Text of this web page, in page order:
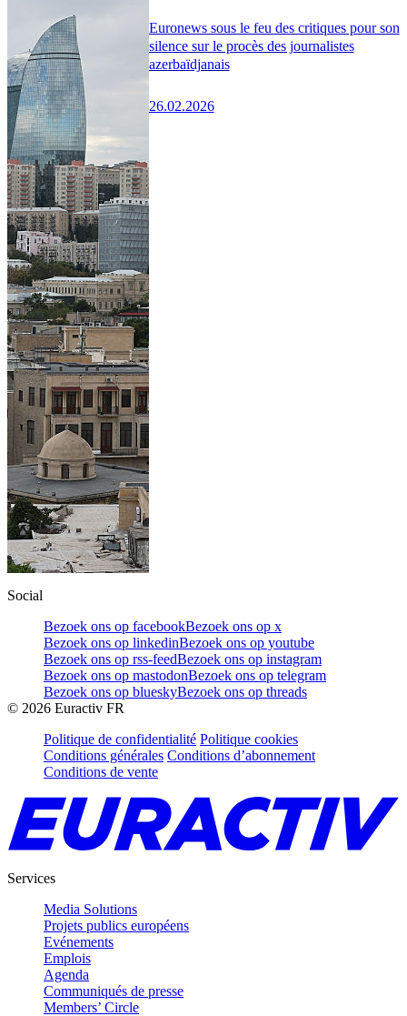
Euronews sous le feu des critiques pour son
silence sur le procès des journalistes
azerbaïdjanais
26.02.2026
Social
Bezoek ons op facebookBezoek ons op x
Bezoek ons op linkedinBezoek ons op youtube
Bezoek ons op rss-feedBezoek ons op instagram
Bezoek ons op mastodonBezoek ons op telegram
Bezoek ons op blueskyBezoek ons op threads
© 2026 Euractiv FR
Politique de confidentialité Politique cookies
Conditions générales Conditions d’abonnement
Conditions de vente
Services
Media Solutions
Projets publics européens
Evénements
Emplois
Agenda
Communiqués de presse
Members’ Circle